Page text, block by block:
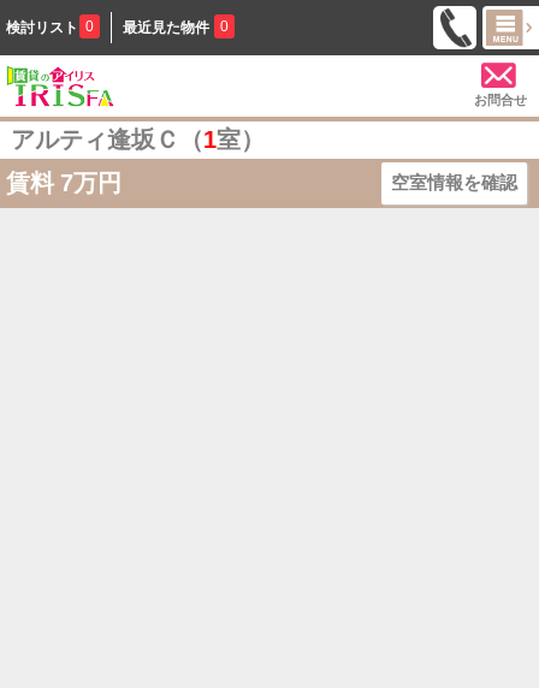
検討リスト 0 最近見た物件 0
お問合せ
アルティ逢坂Ｃ（1室）
賃料 7万円 空室情報を確認